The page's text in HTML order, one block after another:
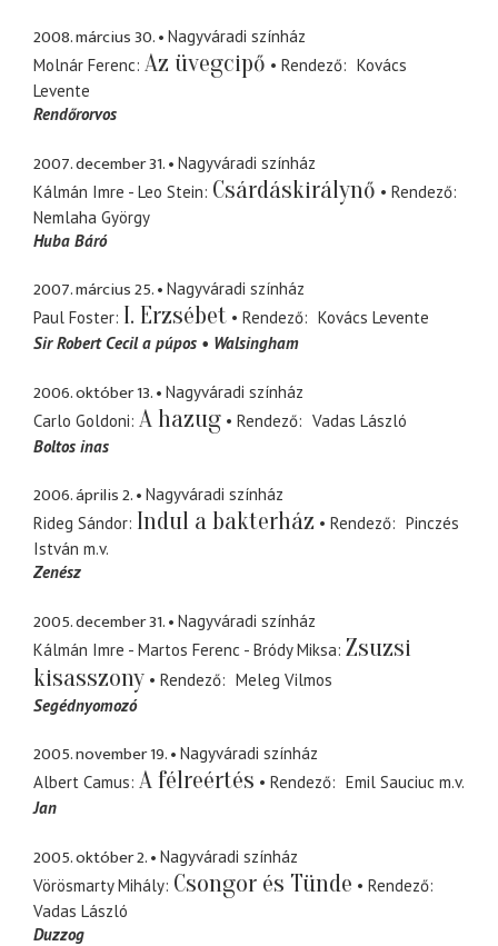
2008. március 30.
Nagyváradi színház
Molnár Ferenc Az üvegcipő Rendező
Kovács
Levente
Rendőrorvos
2007. december 31.
Nagyváradi színház
Kálmán Imre - Leo Stein Csárdáskirálynő
Rendező
Nemlaha György
Huba Báró
2007. március 25.
Nagyváradi színház
Paul Foster I. Erzsébet Rendező
Kovács Levente
Sir Robert Cecil a púpos
Walsingham
2006. október 13.
Nagyváradi színház
Carlo Goldoni A hazug Rendező
Vadas László
Boltos inas
2006. április 2.
Nagyváradi színház
Rideg Sándor Indul a bakterház Rendező
Pinczés
István m.v.
Zenész
2005. december 31.
Nagyváradi színház
Kálmán Imre - Martos Ferenc - Bródy Miksa Zsuzsi
kisasszony
Rendező
Meleg Vilmos
Segédnyomozó
2005. november 19.
Nagyváradi színház
Albert Camus A félreértés Rendező Emil Sauciuc m.v.
Jan
2005. október 2.
Nagyváradi színház
Vörösmarty Mihály Csongor és Tünde
Rendező
Vadas László
Duzzog